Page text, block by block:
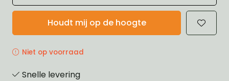
Houdt mij op de hoogte
Niet op voorraad
Snelle levering